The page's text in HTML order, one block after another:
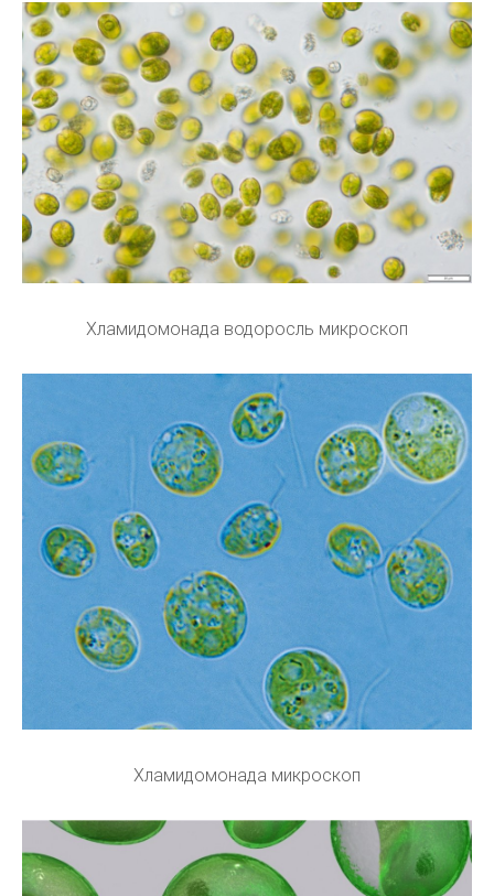
Хламидомонада водоросль микроскоп
Хламидомонада микроскоп